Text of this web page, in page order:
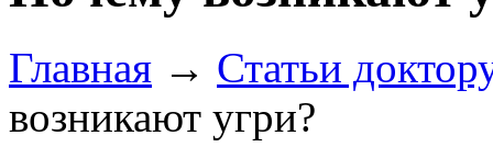
Главная → Статьи
возникают угри?